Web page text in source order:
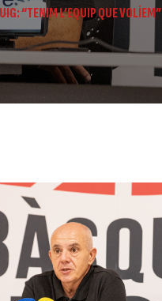
“TENIM L’EQUIP QUE VOLÍEM”